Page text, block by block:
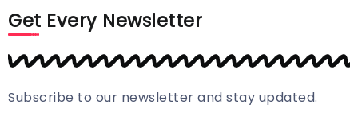
Get Every Newsletter
Subscribe to our newsletter and stay updated.